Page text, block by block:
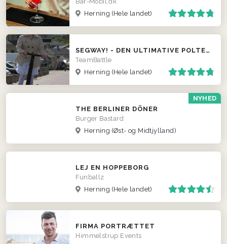
Herning (Hele landet)
SEGWAY! - DEN ULTIMATIVE POLTERABEND EVENT
TeamBattle
Herning (Hele landet)
NYHED
THE BERLINER DÖNER
Burger Bastard
Herning (Øst- og Midtjylland)
LEJ EN HOPPEBORG
Funballz
Herning (Hele landet)
FIRMA PORTRÆTTET
Himmelstrup Events